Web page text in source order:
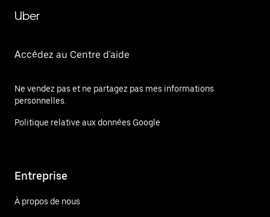
Uber
Accédez au Centre d'aide
Ne vendez pas et ne partagez pas mes informations
personnelles.
Politique relative aux données Google
Entreprise
À propos de nous